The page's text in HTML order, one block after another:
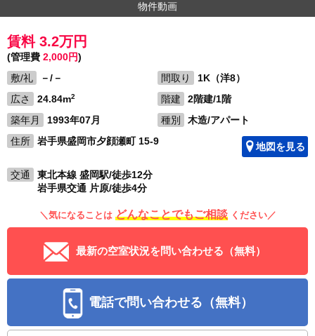
物件動画
賃料 3.2万円
(管理費 2,000円)
敷/礼
－/－ 間取り
1K（洋8）
広さ
24.84m2 階建
2階建/1階
築年月
1993年07月 種別
木造/アパート
住所
岩手県盛岡市夕顔瀬町 15-9 地図を見る
交通
東北本線 盛岡駅/徒歩12分
岩手県交通 片原/徒歩4分
＼気になることは どんなことでもご相談 ください／
最新の空室状況を問い合わせる（無料）
電話で問い合わせる（無料）